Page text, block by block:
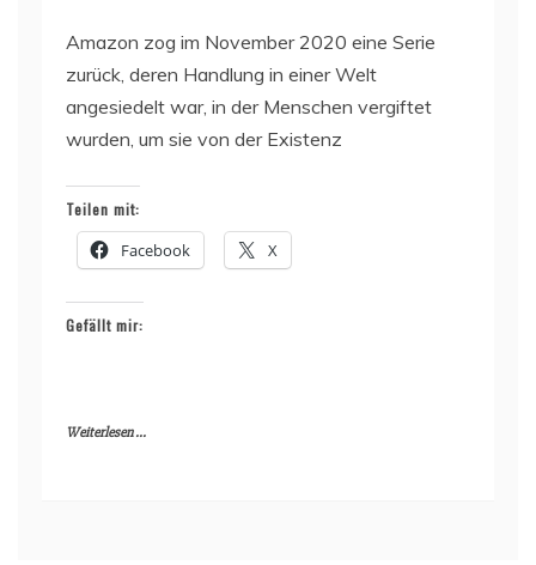
Amazon zog im November 2020 eine Serie
zurück, deren Handlung in einer Welt
angesiedelt war, in der Menschen vergiftet
wurden, um sie von der Existenz
Teilen mit:
Facebook X
Gefällt mir:
Weiterlesen ...